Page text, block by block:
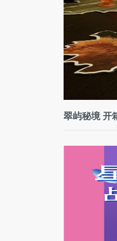
翠屿秘境 开